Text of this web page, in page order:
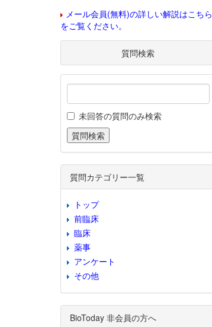
メール会員(無料)の詳しい解説はこちら
をご覧ください。
質問検索
未回答の質問のみ検索
質問カテゴリー一覧
トップ
前臨床
臨床
薬事
アンケート
その他
BioToday 非会員の方へ